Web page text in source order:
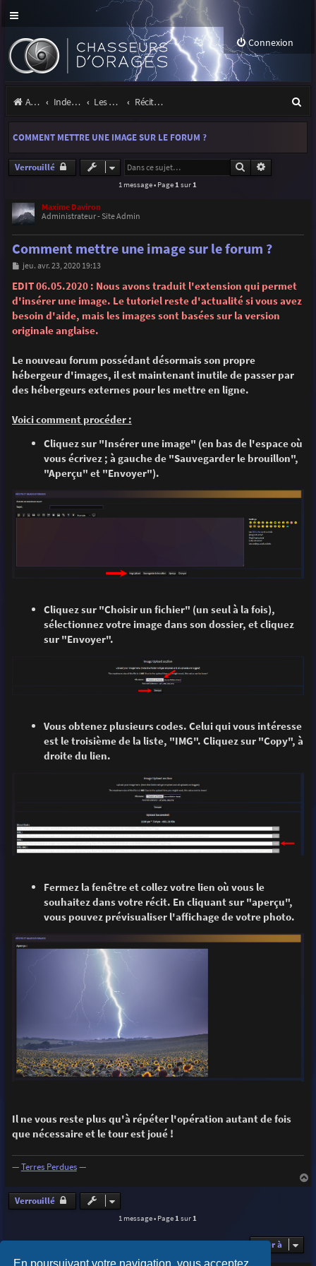
En poursuivant votre navigation, vous acceptez
Connexion
Accueil Index du forum Les orages Récits et photos d'orages
e
COMMENT METTRE UNE IMAGE SUR LE FORUM ?
Verrouillé Rechercher
1 message • Page 1 sur 1
Maxime Daviron
Administrateur - Site Admin
Comment mettre une image sur le forum ?
M
s
s
a
e
jeu. avr. 23, 2020 19:13
EDIT 06.05.2020 : Nous avons traduit l'extension qui permet
d'insérer une image. Le tutoriel reste d'actualité si vous avez
besoin d'aide, mais les images sont basées sur la version
originale anglaise.
Le nouveau forum possédant désormais son propre
hébergeur d'images, il est maintenant inutile de passer par
des hébergeurs externes pour les mettre en ligne.
Voici comment procéder :
Cliquez sur "Insérer une image" (en bas de l'espace où
vous écrivez ; à gauche de "Sauvegarder le brouillon",
"Aperçu" et "Envoyer").
Cliquez sur "Choisir un fichier" (un seul à la fois),
sélectionnez votre image dans son dossier, et cliquez
sur "Envoyer".
Vous obtenez plusieurs codes. Celui qui vous intéresse
est le troisième de la liste, "IMG". Cliquez sur "Copy", à
droite du lien.
Fermez la fenêtre et collez votre lien où vous le
souhaitez dans votre récit. En cliquant sur "aperçu",
vous pouvez prévisualiser l'affichage de votre photo.
Il ne vous reste plus qu'à répéter l'opération autant de fois
que nécessaire et le tour est joué !
—Terres Perdues—
a
Verrouillé
1 message • Page 1 sur 1
Aller à